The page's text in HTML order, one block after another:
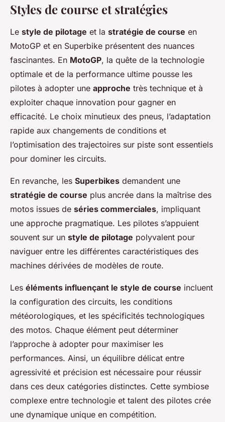
Styles de course et stratégies
Le style de pilotage et la stratégie de course en
MotoGP et en Superbike présentent des nuances
fascinantes. En MotoGP, la quête de la technologie
optimale et de la performance ultime pousse les
pilotes à adopter une approche très technique et à
exploiter chaque innovation pour gagner en
efficacité. Le choix minutieux des pneus, l’adaptation
rapide aux changements de conditions et
l’optimisation des trajectoires sur piste sont essentiels
pour dominer les circuits.
En revanche, les Superbikes demandent une
stratégie de course plus ancrée dans la maîtrise des
motos issues de séries commerciales, impliquant
une approche pragmatique. Les pilotes s’appuient
souvent sur un style de pilotage polyvalent pour
naviguer entre les différentes caractéristiques des
machines dérivées de modèles de route.
Les éléments influençant le style de course incluent
la configuration des circuits, les conditions
météorologiques, et les spécificités technologiques
des motos. Chaque élément peut déterminer
l’approche à adopter pour maximiser les
performances. Ainsi, un équilibre délicat entre
agressivité et précision est nécessaire pour réussir
dans ces deux catégories distinctes. Cette symbiose
complexe entre technologie et talent des pilotes crée
une dynamique unique en compétition.